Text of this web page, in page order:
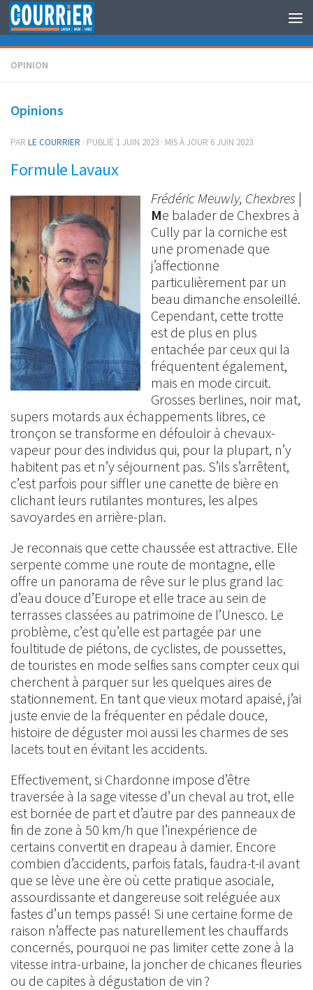
Au dessous du contenu
OPINION
Opinions
PAR LE COURRIER · PUBLIÉ 1 JUIN 2023 · MIS À JOUR 6 JUIN 2023
Formule Lavaux
Frédéric Meuwly, Chexbres |
Me balader de Chexbres à
Cully par la corniche est
une promenade que
j’affectionne
particulièrement par un
beau dimanche ensoleillé.
Cependant, cette trotte
est de plus en plus
entachée par ceux qui la
fréquentent également,
mais en mode circuit.
Grosses berlines, noir mat,
supers motards aux échappements libres, ce
tronçon se transforme en défouloir à chevaux-
vapeur pour des individus qui, pour la plupart, n’y
habitent pas et n’y séjournent pas. S’ils s’arrêtent,
c’est parfois pour siffler une canette de bière en
clichant leurs rutilantes montures, les alpes
savoyardes en arrière-plan.
Je reconnais que cette chaussée est attractive. Elle
serpente comme une route de montagne, elle
offre un panorama de rêve sur le plus grand lac
d’eau douce d’Europe et elle trace au sein de
terrasses classées au patrimoine de l’Unesco. Le
problème, c’est qu’elle est partagée par une
foultitude de piétons, de cyclistes, de poussettes,
de touristes en mode selfies sans compter ceux qui
cherchent à parquer sur les quelques aires de
stationnement. En tant que vieux motard apaisé, j’ai
juste envie de la fréquenter en pédale douce,
histoire de déguster moi aussi les charmes de ses
lacets tout en évitant les accidents.
Effectivement, si Chardonne impose d’être
traversée à la sage vitesse d’un cheval au trot, elle
est bornée de part et d’autre par des panneaux de
fin de zone à 50 km/h que l’inexpérience de
certains convertit en drapeau à damier. Encore
combien d’accidents, parfois fatals, faudra-t-il avant
que se lève une ère où cette pratique asociale,
assourdissante et dangereuse soit reléguée aux
fastes d’un temps passé! Si une certaine forme de
raison n’affecte pas naturellement les chauffards
concernés, pourquoi ne pas limiter cette zone à la
vitesse intra-urbaine, la joncher de chicanes fleuries
ou de capites à dégustation de vin ?